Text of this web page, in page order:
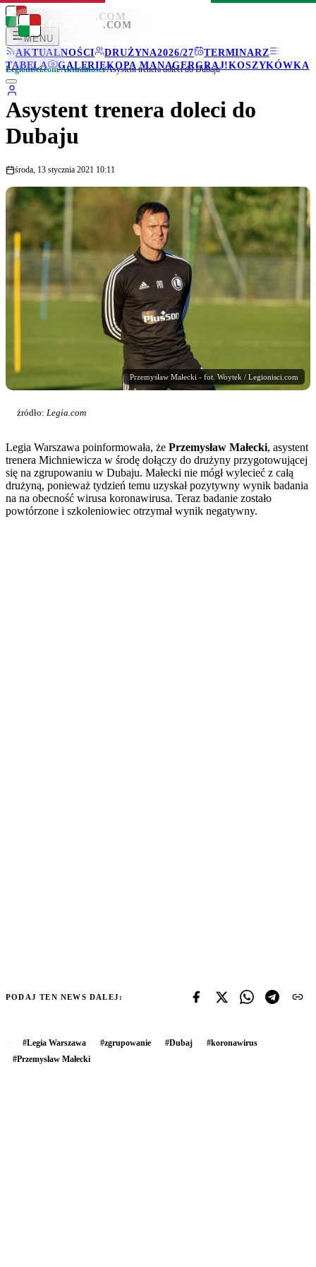
LEGIONISCI .COM
MENU
AKTUALNOŚCI
DRUŻYNA2026/27
TERMINARZ
TABELA
GALERIEKOPA MANAGERGRAJ!KOSZYKÓWKA
LEGIONISCI .COM
Legionisci.com/Aktualności/Asystent trenera doleci do Dubaju
Asystent trenera doleci do
Dubaju
środa, 13 stycznia 2021 10:11
Przemysław Małecki - fot. Woytek / Legionisci.com
źródło: Legia.com
Legia Warszawa poinformowała, że Przemysław Małecki, asystent
trenera Michniewicza w środę dołączy do drużyny przygotowującej
się na zgrupowaniu w Dubaju. Małecki nie mógł wylecieć z całą
drużyną, ponieważ tydzień temu uzyskał pozytywny wynik badania
na na obecność wirusa koronawirusa. Teraz badanie zostało
powtórzone i szkoleniowiec otrzymał wynik negatywny.
PODAJ TEN NEWS DALEJ:
#Legia Warszawa #zgrupowanie #Dubaj #koronawirus
#Przemysław Małecki